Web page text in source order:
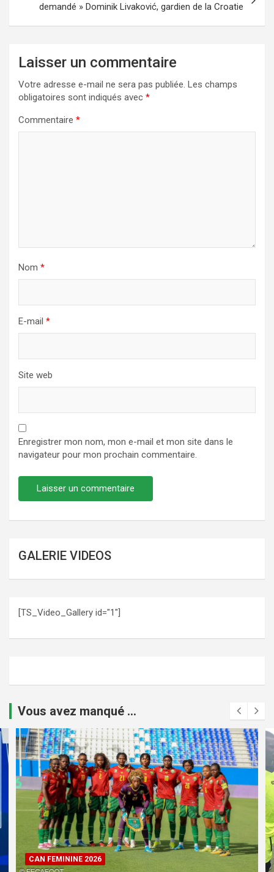
demandé » Dominik Livaković, gardien de la Croatie
Laisser un commentaire
Votre adresse e-mail ne sera pas publiée. Les champs
obligatoires sont indiqués avec *
Commentaire *
Nom *
E-mail *
Site web
Enregistrer mon nom, mon e-mail et mon site dans le
navigateur pour mon prochain commentaire.
GALERIE VIDEOS
[TS_Video_Gallery id="1"]
Vous avez manqué ...
CAN FEMININE 2026